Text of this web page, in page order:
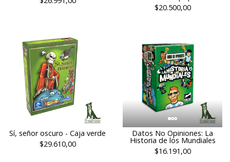
$20.500,00
Sí, señor oscuro - Caja verde
$29.610,00
Datos No Opiniones: La
Historia de los Mundiales
$16.191,00